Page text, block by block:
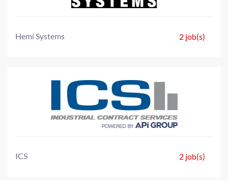
Hemi Systems 2 job(s)
ICS 2 job(s)